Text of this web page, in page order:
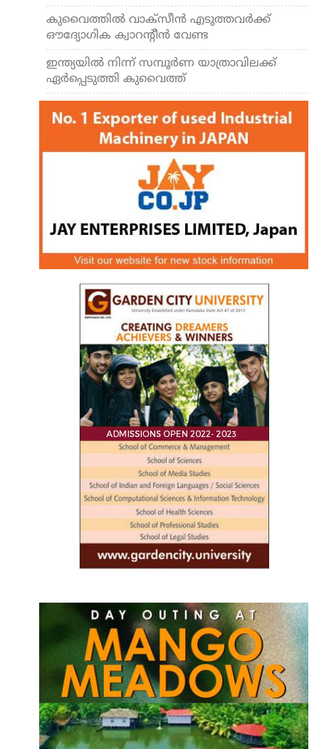
കുവൈത്തില്‍ വാക്‌സീന്‍ എടുത്തവര്‍ക്ക്
ഔദ്യോഗിക ക്വാറന്റീന്‍ വേണ്ട
ഇന്ത്യയില്‍ നിന്ന് സമ്പൂര്‍ണ യാത്രാവിലക്ക്
ഏര്‍പ്പെടുത്തി കുവൈത്ത്